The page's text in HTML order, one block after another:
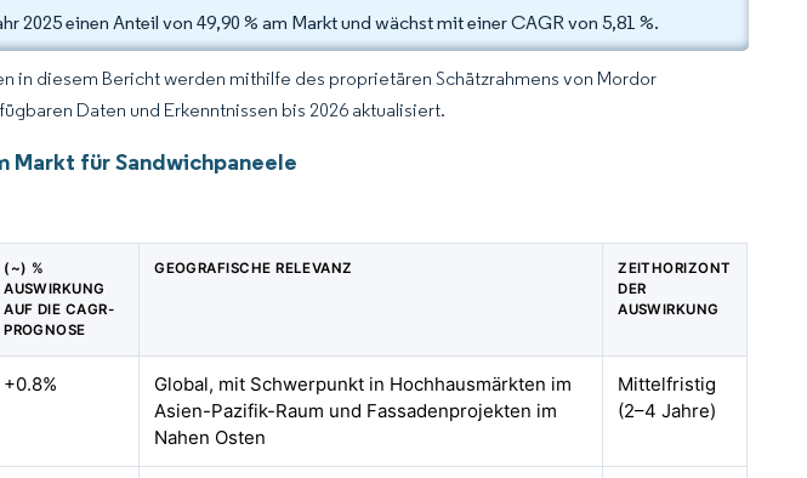
2025 einen Anteil von 49,90 % am Markt und wächst mit einer CAGR von 5,81 %.
in diesem Bericht werden mithilfe des proprietären Schätzrahmens von Mordor
Daten und Erkenntnissen bis 2026 aktualisiert.
Markt für Sandwichpaneele
(~) %
AUSWIRKUNG
AUF DIE CAGR-
PROGNOSE
GEOGRAFISCHE RELEVANZ
ZEITHORIZONT
DER
AUSWIRKUNG
+0.8%
Global, mit Schwerpunkt in Hochhausmärkten im
Asien-Pazifik-Raum und Fassadenprojekten im
Nahen Osten
Mittelfristig
(2–4 Jahre)